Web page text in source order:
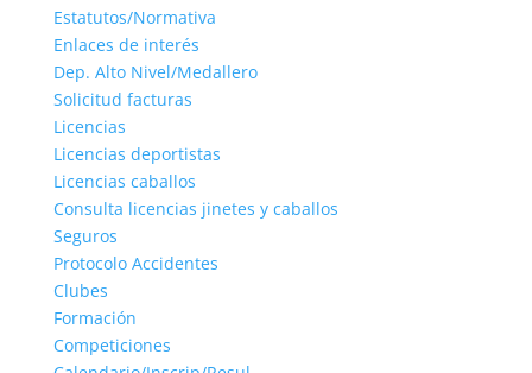
Estatutos/Normativa
Enlaces de interés
Dep. Alto Nivel/Medallero
Solicitud facturas
Licencias
Licencias deportistas
Licencias caballos
Consulta licencias jinetes y caballos
Seguros
Protocolo Accidentes
Clubes
Formación
Competiciones